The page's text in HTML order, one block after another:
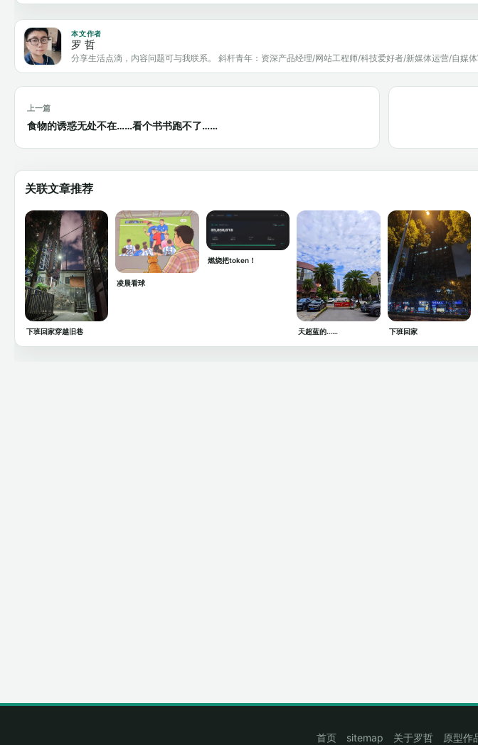
本文作者
罗 哲
分享生活点滴，内容问题可与我联系。 斜杆青年：资深产品经理/网站工程师/科技爱好者/新媒体运营/自媒体
上一篇
食物的诱惑无处不在……看个书书跑不了……
关联文章推荐
下班回家穿越旧巷
凌晨看球
燃烧把token！
天超蓝的…… 下班回家
首页 sitemap 关于罗哲 原型作